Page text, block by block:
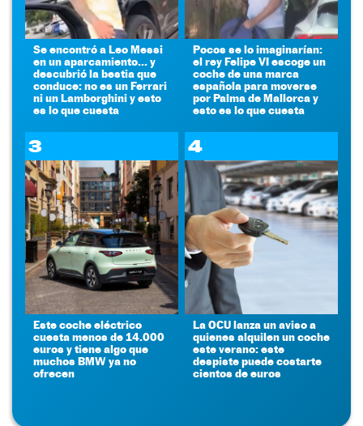
Se encontró a Leo Messi
en un aparcamiento... y
descubrió la bestia que
conduce: no es un Ferrari
ni un Lamborghini y esto
es lo que cuesta
Pocos se lo imaginarían:
el rey Felipe VI escoge un
coche de una marca
española para moverse
por Palma de Mallorca y
esto es lo que cuesta
3
Este coche eléctrico
cuesta menos de 14.000
euros y tiene algo que
muchos BMW ya no
ofrecen
4
La OCU lanza un aviso a
quienes alquilen un coche
este verano: este
despiste puede costarte
cientos de euros